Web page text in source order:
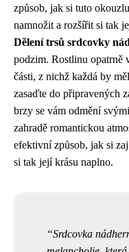
způsob, jak si tuto
namnožit a rozšířit si tak
Dělení trsů srdcovky
podzim. Rostlinu opatrně
části, z nichž každá by
zasaďte do připravených
brzy se vám odmění
zahradě romantickou
efektivní způsob, jak si
si tak její krásu naplno.
Srdcovka